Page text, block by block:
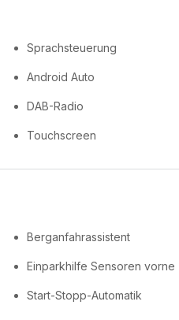
Sprachsteuerung
Android Auto
DAB-Radio
Touchscreen
Berganfahrassistent
Einparkhilfe Sensoren vorne
Start-Stopp-Automatik